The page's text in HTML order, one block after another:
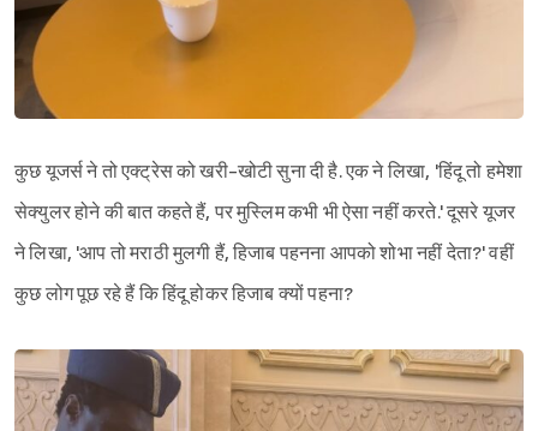
कुछ यूजर्स ने तो एक्ट्रेस को खरी-खोटी सुना दी है. एक ने लिखा, 'हिंदू तो हमेशा
सेक्युलर होने की बात कहते हैं, पर मुस्लिम कभी भी ऐसा नहीं करते.' दूसरे यूजर
ने लिखा, 'आप तो मराठी मुलगी हैं, हिजाब पहनना आपको शोभा नहीं देता?' वहीं
कुछ लोग पूछ रहे हैं कि हिंदू होकर हिजाब क्यों पहना?